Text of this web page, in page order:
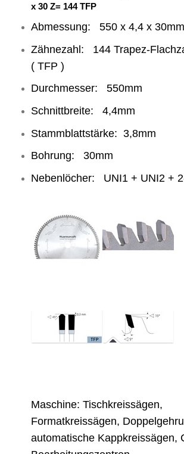
x 30 Z= 144 TFP
Abmessung: 550 x 4,4 x 30mm
Zähnezahl: 144 Trapez-
( TFP )
Durchmesser: 550mm
Schnittbreite: 4,4mm
Stammblattstärke: 3,8mm
Bohrung: 30mm
Nebenlöcher: UNI1 + UNI2 +
Maschine: Tischkreissägen,
Formatkreissägen,
automatische Kappkreissägen,